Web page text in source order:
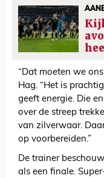
“Dat moeten we
Hag. “Het is
geeft energie. Die
over de streep
van zilverwaar.
op voorbereiden.”
De trainer
als een finale.